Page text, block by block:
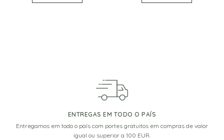
ENTREGAS EM TODO O PAÍS
Entregamos em todo o país com portes gratuitos em compras de valor
igual ou superior a 100 EUR.